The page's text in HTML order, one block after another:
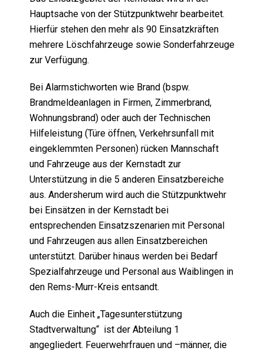
Hauptsache von der Stützpunktwehr bearbeitet.
Hierfür stehen den mehr als 90 Einsatzkräften
mehrere Löschfahrzeuge sowie Sonderfahrzeuge
zur Verfügung.
Bei Alarmstichworten wie Brand (bspw.
Brandmeldeanlagen in Firmen, Zimmerbrand,
Wohnungsbrand) oder auch der Technischen
Hilfeleistung (Türe öffnen, Verkehrsunfall mit
eingeklemmten Personen) rücken Mannschaft
und Fahrzeuge aus der Kernstadt zur
Unterstützung in die 5 anderen Einsatzbereiche
aus. Andersherum wird auch die Stützpunktwehr
bei Einsätzen in der Kernstadt bei
entsprechenden Einsatzszenarien mit Personal
und Fahrzeugen aus allen Einsatzbereichen
unterstützt. Darüber hinaus werden bei Bedarf
Spezialfahrzeuge und Personal aus Waiblingen in
den Rems-Murr-Kreis entsandt.
Auch die Einheit „Tagesunterstützung
Stadtverwaltung“ ist der Abteilung 1
angegliedert. Feuerwehrfrauen und –männer, die